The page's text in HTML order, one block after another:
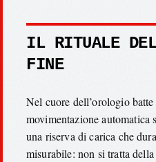
IL RITUALE DEL
FINE
Nel cuore dell’orologio
movimentazione automatica
una riserva di carica che dura
misurabile: non si tratta